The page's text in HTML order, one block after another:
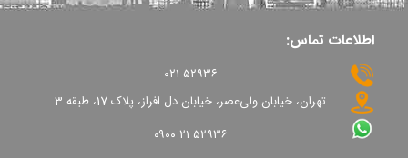
اطلاعات تماس:
۰۲۱-۵۲۹۳۶
تهران، خیابان ولی‌عصر، خیابان دل افراز، پلاک 17، طبقه 3
۰۹۰۰ ۲۱ ۵۲۹۳۶